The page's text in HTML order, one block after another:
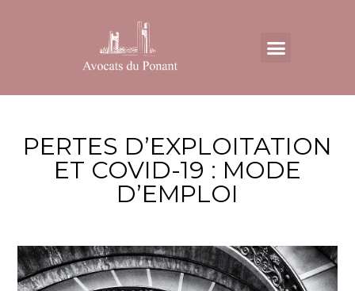
Menu
PERTES D’EXPLOITATION
ET COVID-19 : MODE
D’EMPLOI